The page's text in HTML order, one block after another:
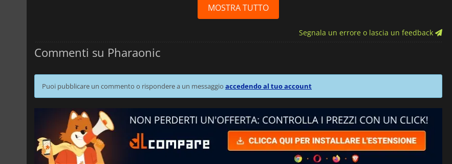
MOSTRA TUTTO
Segnala un errore o lascia un feedback
Commenti su Pharaonic
Puoi pubblicare un commento o rispondere a un messaggio accedendo al tuo account